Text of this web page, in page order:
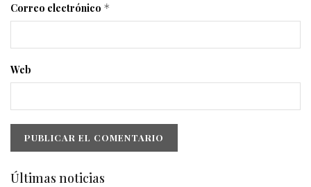
Correo electrónico *
Web
Últimas noticias